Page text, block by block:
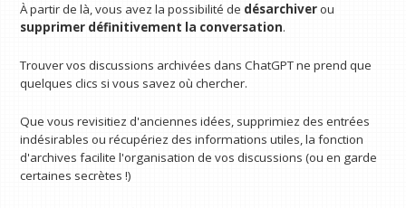
À partir de là, vous avez la possibilité de désarchiverou
supprimer définitivement la conversation.
Trouver vos discussions archivées dans ChatGPT ne prend que
quelques clics si vous savez où chercher.
Que vous revisitiez d'anciennes idées, supprimiez des entrées
indésirables ou récupériez des informations utiles, la fonction
d'archives facilite l'organisation de vos discussions (ou en garde
certaines secrètes !)